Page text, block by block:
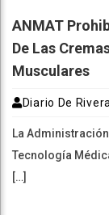
ANMAT
De Las
Musculares
Diario De Rivera
La
Tecnología
[…]